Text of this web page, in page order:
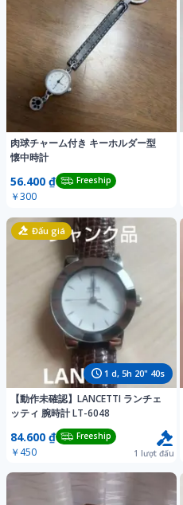
肉球チャーム付き キーホルダー型
懐中時計
56.400 ₫ Freeship
￥300
1 d, 5h 20" 37s
Đấu giá
​【動作未確認】LANCETTI ランチェ
ッティ 腕時計 LT-6048
84.600 ₫ Freeship
￥450 1 lượt đấu